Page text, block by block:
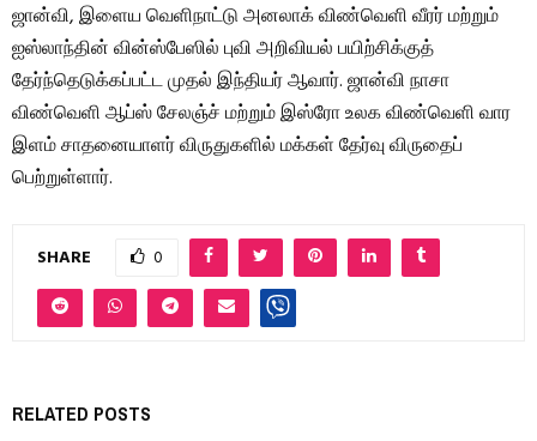
ஜான்வி, இளைய வெளிநாட்டு அனலாக் விண்வெளி வீரர் மற்றும்
ஐஸ்லாந்தின் வின்ஸ்பேஸில் புவி அறிவியல் பயிற்சிக்குத்
தேர்ந்தெடுக்கப்பட்ட முதல் இந்தியர் ஆவார். ஜான்வி நாசா
விண்வெளி ஆப்ஸ் சேலஞ்ச் மற்றும் இஸ்ரோ உலக விண்வெளி வார
இளம் சாதனையாளர் விருதுகளில் மக்கள் தேர்வு விருதைப்
பெற்றுள்ளார்.
SHARE 0
RELATED POSTS